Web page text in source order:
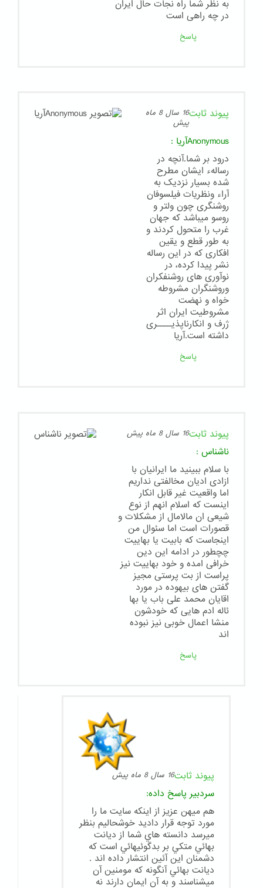
به نظر شما راه نجات حال ایران
در چه راهی است
پاسخ
پیوند ثابت
16 سال 8 ماه
پیش
Anonymousآریا
:
درود بر شما.آنچه در
رسالهء ایشان مطرح
شده بسیار نزدیک به
آراء ونظریات فیلسوفان
روشنگری چون ولتر و
روسو میباشد که جهان
غرب را متحول کردند و
به طور قطع و یقین
افکاری که در این رساله
نشر پیدا کرده، در
نوآوری های روشنفکران
وروشنگران مشروطه
خواه و نهضت
مشروطیت ایران اثر
ژرف و انکارناپذیــــری
داشته است.آریا
پاسخ
پیوند ثابت16 سال 8 ماه پیش
ناشناس :
با سلام ببینید ما ایرانیان با
ازادی ادیان مخالفتی نداریم
اما واقعیت غیر قابل انکار
اینست که اسلام انهم از نوع
شیعی ان مالامال از مشکلات و
قصورات است اما سئوال من
اینجاست که بابیت یا بهاییت
چچطور در ادامه این دین
خرافی امده و خود بهاییت نیز
پراست از بت پرستی مجیز
گفتن های بیهوده در مورد
اقایان محمد علی باب یا بها
ئاله ادم هایی که خودشون
منشا اعمال خوبی نیز نبوده
اند
پاسخ
پیوند ثابت16 سال 8 ماه پیش
سردبیر پاسخ داده:
هم ميهن عزيز از اينكه سايت ما را
مورد توجه قرار داديد خوشحاليم بنظر
ميرسد دانسته هاي شما از ديانت
بهائي متكي بر بدگوئيهائي است كه
دشمنان اين آئين انتشار داده اند .
ديانت بهائي آنگونه كه مومنين آن
ميشناسند و به آن ايمان دارند نه